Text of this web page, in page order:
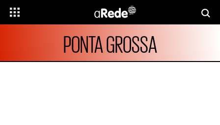
PONTA GROSSA